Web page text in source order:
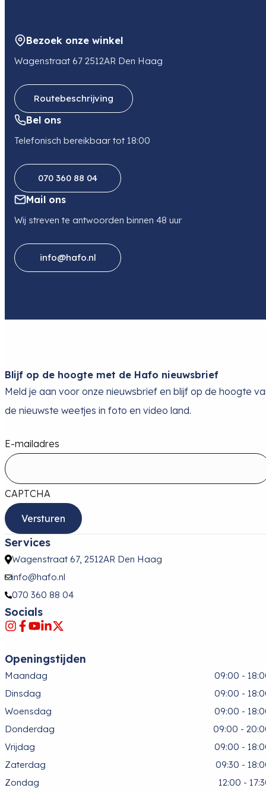
Bezoek onze winkel
Wagenstraat 67 2512AR Den Haag
Routebeschrijving
Bel ons
Telefonisch bereikbaar tot 18:00
070 360 88 04
Mail ons
Wij streven te antwoorden binnen 48 uur
info@hafo.nl
Blijf op de hoogte met de Hafo nieuwsbrief
Meld je aan voor onze nieuwsbrief en blijf op de hoogte
de nieuwste weetjes in foto en video land.
E-mailadres
CAPTCHA
Services
Wagenstraat 67, 2512AR Den Haag
info@hafo.nl
070 360 88 04
Socials
Openingstijden
Maandag
09:00 -
Dinsdag
09:00 -
Woensdag
09:00 -
Donderdag
09:00 -
Vrijdag
09:00 -
Zaterdag
09:30 -
Zondag
12:00 -